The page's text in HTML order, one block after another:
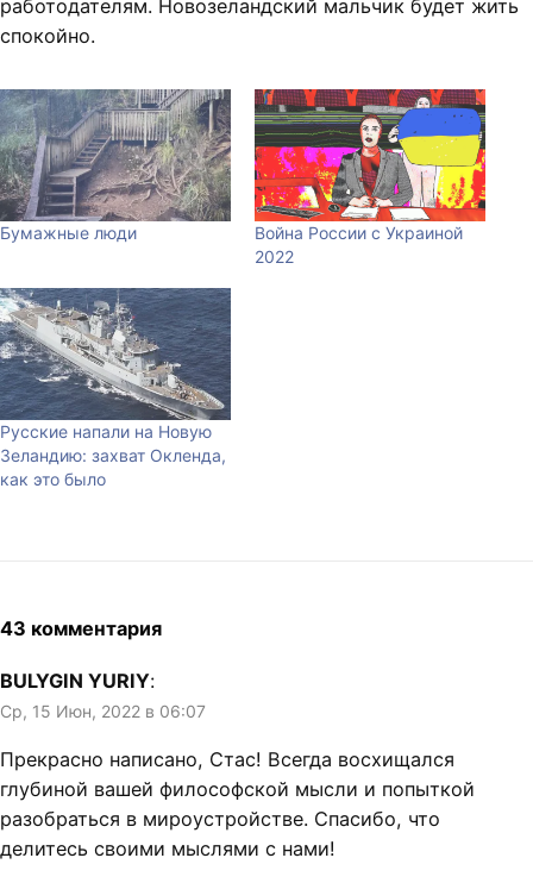
работодателям. Новозеландский мальчик будет жить
спокойно.
Бумажные люди
Война России с Украиной
2022
Русские напали на Новую
Зеландию: захват Окленда,
как это было
43 комментария
BULYGIN YURIY:
Ср, 15 Июн, 2022 в 06:07
Прекрасно написано, Стас! Всегда восхищался
глубиной вашей философской мысли и попыткой
разобраться в мироустройстве. Спасибо, что
делитесь своими мыслями с нами!